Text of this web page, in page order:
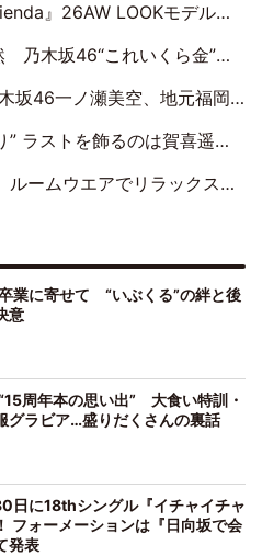
』26AW LOOKモデルに就任
いくら金”延長中は今回もわちゃわちゃ全開
元福岡『めんべい25周年トップサポーター』に就任
年ぶりの登場に「5年分大人になった私を見ていただけたら」
今回のグラビアを見て成長を感じていただけるとうれしい」
業に寄せて “いぶくる”の絆と後
意
周年本の思い出” 大食い特訓・
グラビア…盛りだくさんの裏話
日に18thシングル『イチャイチャ
フォーメーションは『日向坂で会
発表